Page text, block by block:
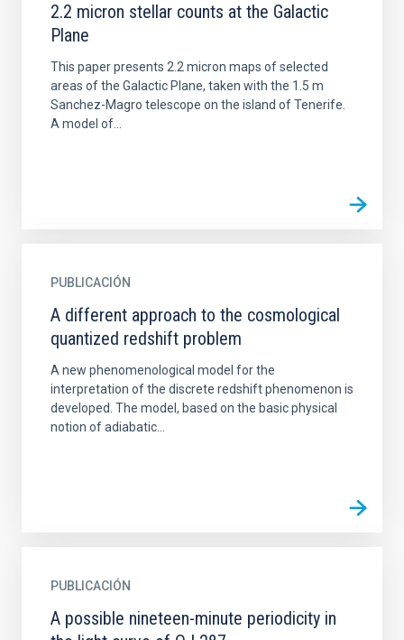
2.2 micron stellar counts at the Galactic
Plane
This paper presents 2.2 micron maps of selected
areas of the Galactic Plane, taken with the 1.5 m
Sanchez-Magro telescope on the island of Tenerife.
A model of...
PUBLICACIÓN
A different approach to the cosmological
quantized redshift problem
A new phenomenological model for the
interpretation of the discrete redshift phenomenon is
developed. The model, based on the basic physical
notion of adiabatic...
PUBLICACIÓN
A possible nineteen-minute periodicity in